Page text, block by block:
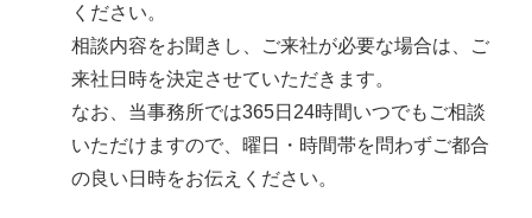
ください。
相談内容をお聞きし、ご来社が必要な場合は、ご
来社日時を決定させていただきます。
なお、当事務所では365日24時間いつでもご相談
いただけますので、曜日・時間帯を問わずご都合
の良い日時をお伝えください。